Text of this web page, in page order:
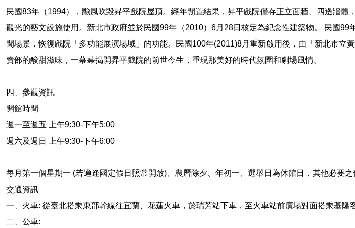
民國83年（1994），颱風吹毀昇平戲院屋頂。經年閒置結果，昇平戲院僅存正立面牆、四邊牆
觀光的藝文設施使用。新北市政府並於民國99年（2010）6月28日核定為紀念性建築物。 民國
間場景，恢復戲院「多功能展演場域」的功能。民國100年(2011)8月重新啟用後，由「新北市
賣部的酸甜滋味，一幕幕揭開昇平戲院的前世今生，重現那美好的時代氛圍和劇場風情。
四、參觀資訊
開館時間
週一至週五 上午9:30-下午5:00
週六及週日 上午9:30-下午6:00
每月第一個星期一 (若適逢國定假日照常開放)、農曆除夕、年初一、選舉日為休館日，其他必要之
交通資訊
一、火車: 從臺北搭乘東部幹線往宜蘭、花蓮火車，於瑞芳站下車，至火車站前廣場對面搭乘基隆
二、公車: